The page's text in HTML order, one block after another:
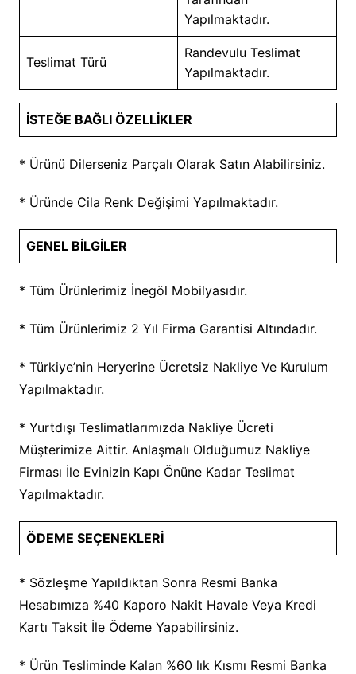
Yapılmaktadır.
Teslimat Türü
Randevulu Teslimat
Yapılmaktadır.
İSTEĞE BAĞLI ÖZELLİKLER
* Ürünü Dilerseniz Parçalı Olarak Satın Alabilirsiniz.
* Üründe Cila Renk Değişimi Yapılmaktadır.
GENEL BİLGİLER
* Tüm Ürünlerimiz İnegöl Mobilyasıdır.
* Tüm Ürünlerimiz 2 Yıl Firma Garantisi Altındadır.
* Türkiye’nin Heryerine Ücretsiz Nakliye Ve Kurulum
Yapılmaktadır.
* Yurtdışı Teslimatlarımızda Nakliye Ücreti
Müşterimize Aittir. Anlaşmalı Olduğumuz Nakliye
Firması İle Evinizin Kapı Önüne Kadar Teslimat
Yapılmaktadır.
ÖDEME SEÇENEKLERİ
* Sözleşme Yapıldıktan Sonra Resmi Banka
Hesabımıza %40 Kaporo Nakit Havale Veya Kredi
Kartı Taksit İle Ödeme Yapabilirsiniz.
* Ürün Tesliminde Kalan %60 lık Kısmı Resmi Banka